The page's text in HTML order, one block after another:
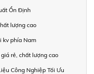
Ổn Định
lượng cao
kv phía Nam
rẻ, chất lượng cao
Công Nghiệp Tối Ưu